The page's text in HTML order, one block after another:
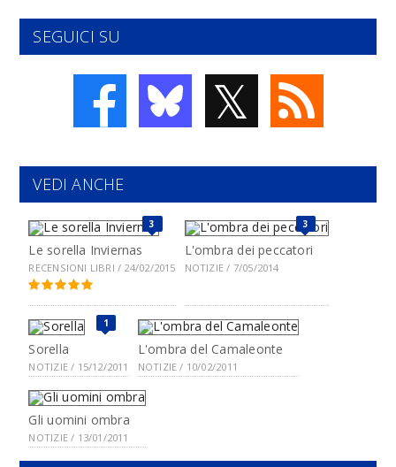
SEGUICI SU
𝕏
VEDI ANCHE
3
Le sorella Inviernas
RECENSIONI LIBRI / 24/02/2015
3
L'ombra dei peccatori
NOTIZIE / 7/05/2014
1
Sorella
NOTIZIE / 15/12/2011
L'ombra del Camaleonte
NOTIZIE / 10/02/2011
Gli uomini ombra
NOTIZIE / 13/01/2011